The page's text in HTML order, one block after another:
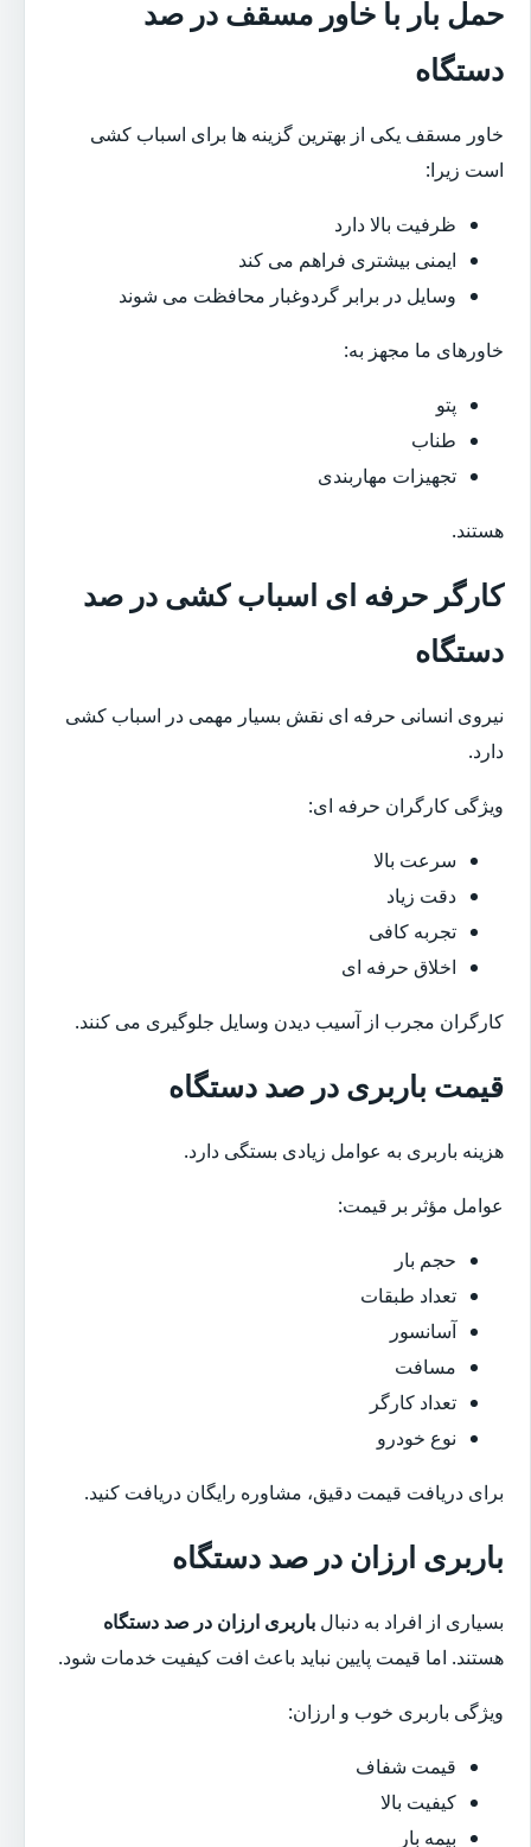
حمل بار با خاور مسقف در صد
دستگاه
خاور مسقف یکی از بهترین گزینه ها برای اسباب کشی
است زیرا:
ظرفیت بالا دارد
ایمنی بیشتری فراهم می کند
وسایل در برابر گردوغبار محافظت می شوند
خاورهای ما مجهز به:
پتو
طناب
تجهیزات مهاربندی
هستند.
کارگر حرفه ای اسباب کشی در صد
دستگاه
نیروی انسانی حرفه ای نقش بسیار مهمی در اسباب کشی
دارد.
ویژگی کارگران حرفه ای:
سرعت بالا
دقت زیاد
تجربه کافی
اخلاق حرفه ای
کارگران مجرب از آسیب دیدن وسایل جلوگیری می کنند.
قیمت باربری در صد دستگاه
هزینه باربری به عوامل زیادی بستگی دارد.
عوامل مؤثر بر قیمت:
حجم بار
تعداد طبقات
آسانسور
مسافت
تعداد کارگر
نوع خودرو
برای دریافت قیمت دقیق، مشاوره رایگان دریافت کنید.
باربری ارزان در صد دستگاه
بسیاری از افراد به دنبال باربری ارزان در صد دستگاه
هستند. اما قیمت پایین نباید باعث افت کیفیت خدمات شود.
ویژگی باربری خوب و ارزان:
قیمت شفاف
کیفیت بالا
بیمه بار